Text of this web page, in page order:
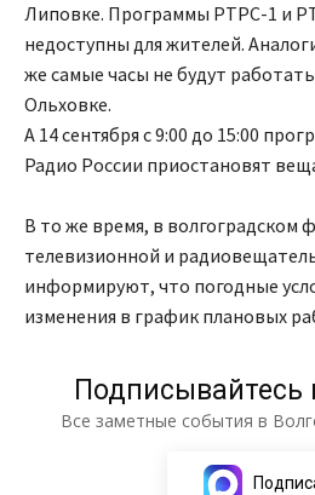
Липовке. Программы РТРС-1 и
недоступны для жителей.
же самые часы не будут работать
Ольховке.
А 14 сентября с 9:00 до 15:00
Радио России приостановят
В то же время, в волгоградском
телевизионной и
информируют, что погодные
изменения в график плановых
Все заметные события в